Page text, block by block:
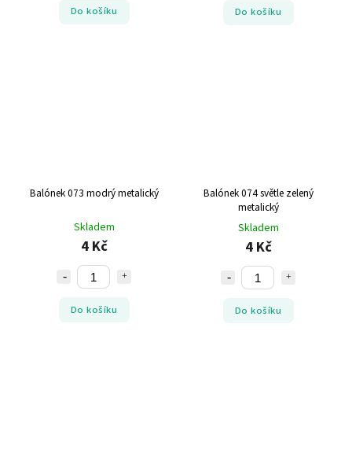
Do košíku Do košíku
Balónek 073 modrý metalický
Skladem
4 Kč
Do košíku
Balónek 074 světle zelený
metalický
Skladem
4 Kč
Do košíku